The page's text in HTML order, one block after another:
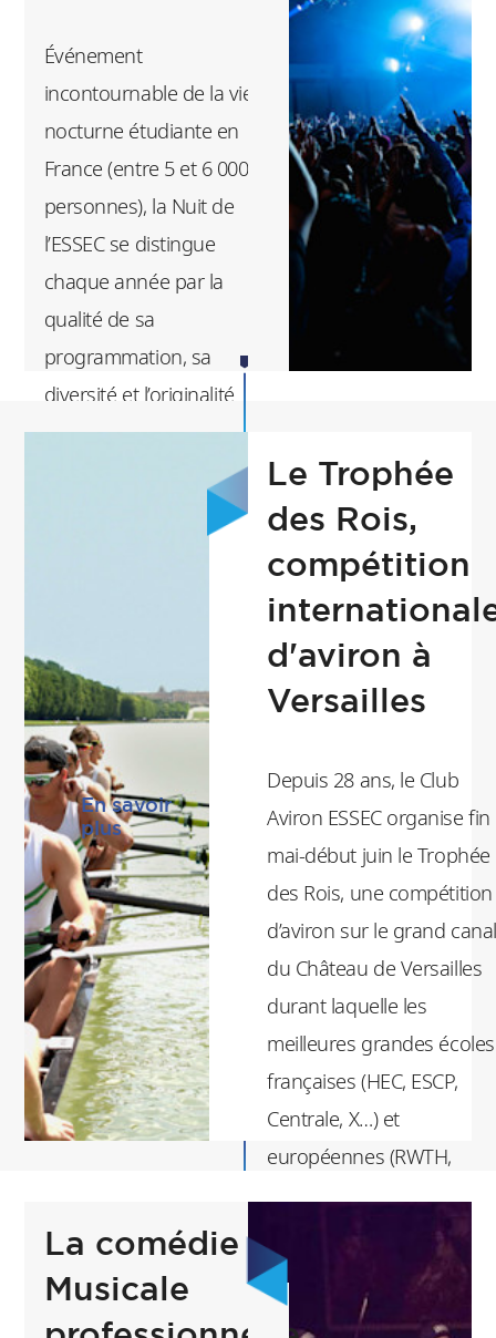
Événement
incontournable de la vie
nocturne étudiante en
France (entre 5 et 6 000
personnes), la Nuit de
l’ESSEC se distingue
chaque année par la
qualité de sa
programmation, sa
diversité et l’originalité
du lieu qui l’accueille : le
Cergy. L’établissement
accueillant un
ensemble d’artistes
éclectiques.
En savoir
plus
Le Trophée
des Rois,
compétition
d'aviron à
Versailles
Depuis 28 ans, le Club
Aviron ESSEC organise fin
mai-début juin le Trophée
des Rois, une compétition
d’aviron sur le grand canal
du Château de Versailles
durant laquelle les
meilleures grandes écoles
françaises (HEC, ESCP,
Centrale, X…) et
européennes (RWTH,
s’affrontent pour clore la
saison sportive.
La comédie
Musicale